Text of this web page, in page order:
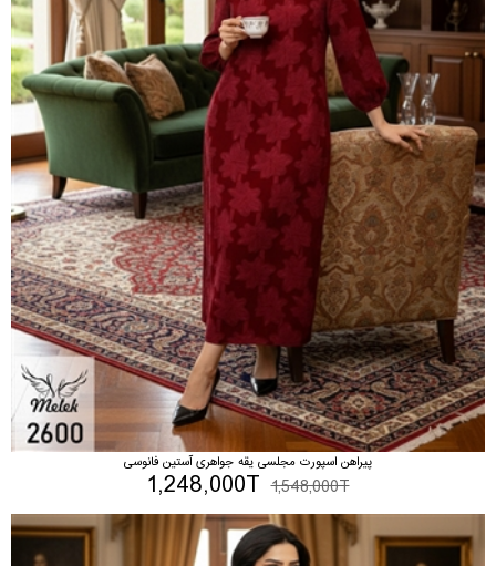
پیراهن اسپورت مجلسی یقه جواهری آستین فانوسی
1,548,000T
1,248,000T